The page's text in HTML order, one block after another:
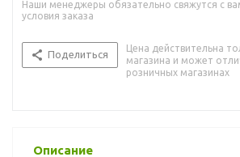
Наши менеджеры обязательно свяжутся с
условия заказа
Поделиться
Цена действительна
магазина и может
розничных магазинах
Описание